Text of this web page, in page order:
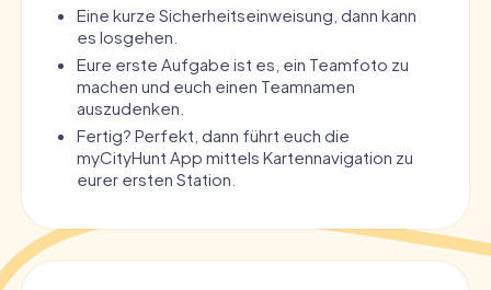
Eine kurze Sicherheitseinweisung, dann kann
es losgehen.
Eure erste Aufgabe ist es, ein Teamfoto zu
machen und euch einen Teamnamen
auszudenken.
Fertig? Perfekt, dann führt euch die
myCityHunt App mittels Kartennavigation zu
eurer ersten Station.